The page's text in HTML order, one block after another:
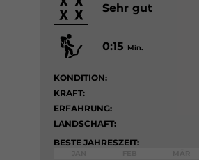
Sehr gut
0:15 Min.
KONDITION:
KRAFT:
ERFAHRUNG:
LANDSCHAFT:
BESTE JAHRESZEIT: